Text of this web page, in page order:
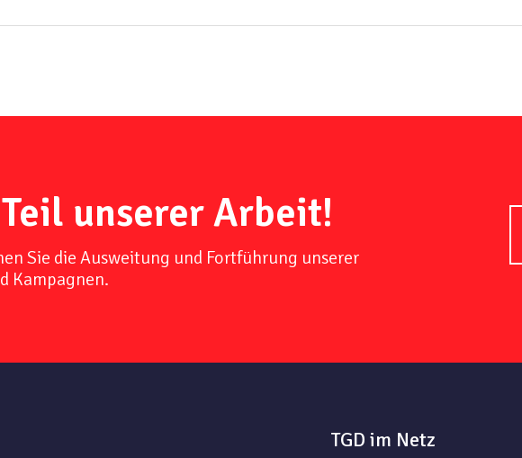
unserer Arbeit!
Sie die Ausweitung und Fortführung unserer
Kampagnen.
TGD im Netz